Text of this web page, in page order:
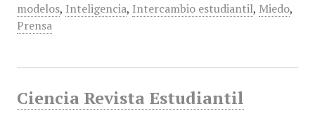
modelos, Inteligencia, Intercambio estudiantil, Miedo,
Prensa
Ciencia Revista Estudiantil